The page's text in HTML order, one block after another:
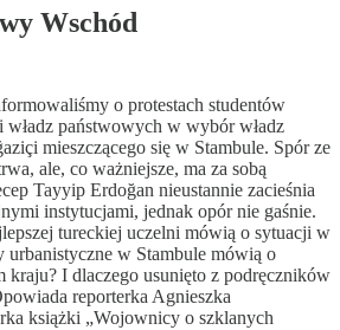
Wschód
o protestach studentów
władz państwowych w wybór władz
mieszczącego się w Stambule. Spór ze
ale, co ważniejsze, ma za sobą
Tayyip Erdoğan nieustannie zacieśnia
instytucjami, jednak opór nie gaśnie.
tureckiej uczelni mówią o sytuacji w
urbanistyczne w Stambule mówią o
kraju? I dlaczego usunięto z podręczników
reporterka Agnieszka
książki „Wojownicy o szklanych